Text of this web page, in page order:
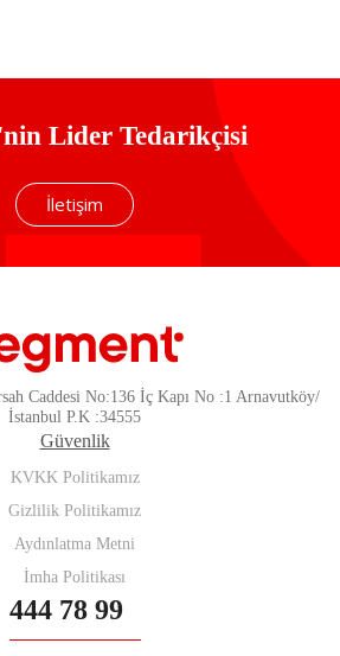
Lider Tedarikçisi
İletişim
Caddesi No:136 İç Kapı No :1 Arnavutköy/
İstanbul P.K :34555
Güvenlik
KVKK Politikamız
Gizlilik Politikamız
Aydınlatma Metni
İmha Politikası
444 78 99